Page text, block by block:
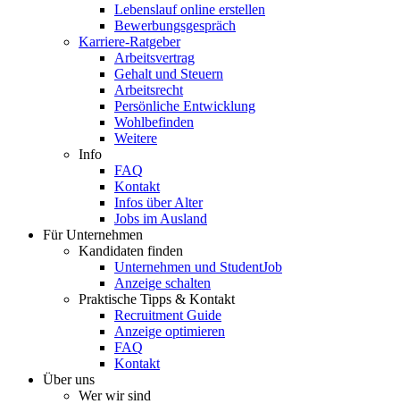
Lebenslauf online erstellen
Bewerbungsgespräch
Karriere-Ratgeber
Arbeitsvertrag
Gehalt und Steuern
Arbeitsrecht
Persönliche Entwicklung
Wohlbefinden
Weitere
Info
FAQ
Kontakt
Infos über Alter
Jobs im Ausland
Für Unternehmen
Kandidaten finden
Unternehmen und StudentJob
Anzeige schalten
Praktische Tipps & Kontakt
Recruitment Guide
Anzeige optimieren
FAQ
Kontakt
Über uns
Wer wir sind